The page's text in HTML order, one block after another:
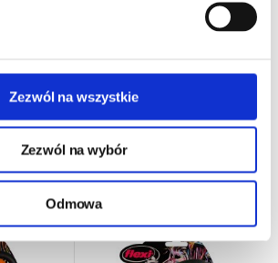
Zezwól na wszystkie
Zezwól na wybór
Odmowa
JASNONIEBIESKA-szara
DO KOSZYKA